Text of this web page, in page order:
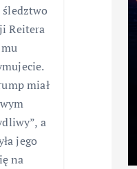
śledztwo
Reitera
miał
a
jego
na